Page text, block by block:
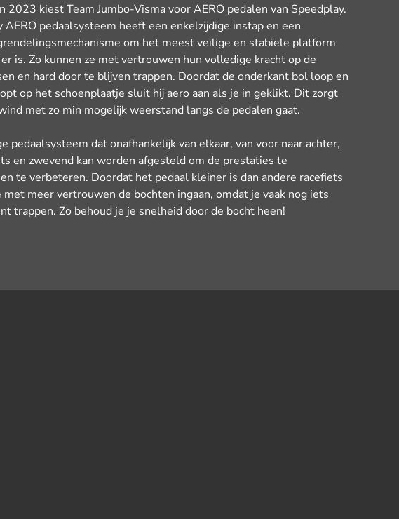
2023 kiest Team Jumbo-Visma voor AERO pedalen van Speedplay.
AERO pedaalsysteem heeft een enkelzijdige instap en een
om het meest veilige en stabiele platform
is. Zo kunnen ze met vertrouwen hun volledige kracht op de
en hard door te blijven trappen. Doordat de onderkant bol loop en
op het schoenplaatje sluit hij aero aan als je in geklikt. Dit zorgt
met zo min mogelijk weerstand langs de pedalen gaat.
pedaalsysteem dat onafhankelijk van elkaar, van voor naar achter,
en zwevend kan worden afgesteld om de prestaties te
te verbeteren. Doordat het pedaal kleiner is dan andere racefiets
met meer vertrouwen de bochten ingaan, omdat je vaak nog iets
trappen. Zo behoud je je snelheid door de bocht heen!